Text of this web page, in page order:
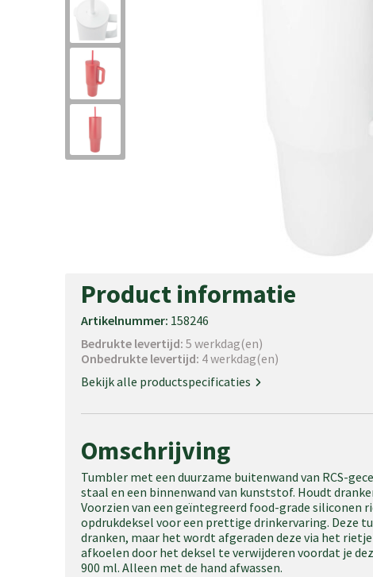
Product informatie
Artikelnummer: 158246
Bedrukte levertijd: 5 werkdag(en)
Onbedrukte levertijd: 4 werkdag(en)
Bekijk alle productspecificaties
Omschrijving
Tumbler met een duurzame buitenwand van RCS-
staal en een binnenwand van kunststof. Houdt
Voorzien van een geïntegreerd food-grade siliconen
opdrukdeksel voor een prettige drinkervaring. Deze
dranken, maar het wordt afgeraden deze via het
afkoelen door het deksel te verwijderen voordat je
900 ml. Alleen met de hand afwassen.